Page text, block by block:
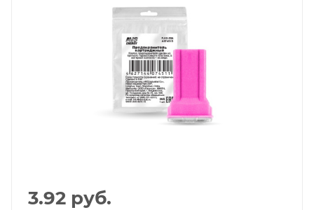
3.92 руб.